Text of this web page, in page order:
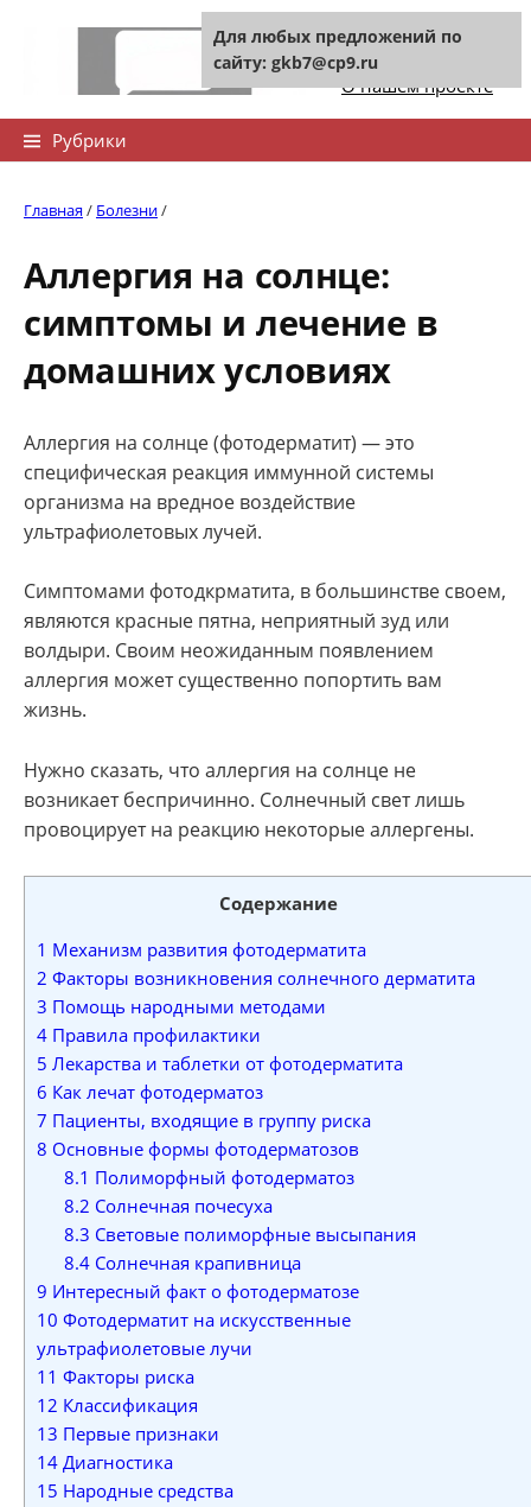
Контакты сайта
О нашем проекте
Рубрики
Главная/ Болезни/
Аллергия на солнце:
симптомы и лечение в
домашних условиях
Аллергия на солнце (фотодерматит) — это
специфическая реакция иммунной системы
организма на вредное воздействие
ультрафиолетовых лучей.
Симптомами фотодкрматита, в большинстве своем,
являются красные пятна, неприятный зуд или
волдыри. Своим неожиданным появлением
аллергия может существенно попортить вам
жизнь.
Нужно сказать, что аллергия на солнце не
возникает беспричинно. Солнечный свет лишь
провоцирует на реакцию некоторые аллергены.
Содержание
1 Механизм развития фотодерматита
2 Факторы возникновения солнечного дерматита
3 Помощь народными методами
4 Правила профилактики
5 Лекарства и таблетки от фотодерматита
6 Как лечат фотодерматоз
7 Пациенты, входящие в группу риска
8 Основные формы фотодерматозов
8.1 Полиморфный фотодерматоз
8.2 Солнечная почесуха
8.3 Световые полиморфные высыпания
8.4Солнечная крапивница
9 Интересный факт о фотодерматозе
10 Фотодерматит на искусственные
ультрафиолетовые лучи
11 Факторы риска
12 Классификация
13 Первые признаки
14 Диагностика
15 Народные средства
Для любых предложений по
сайту: gkb7@cp9.ru